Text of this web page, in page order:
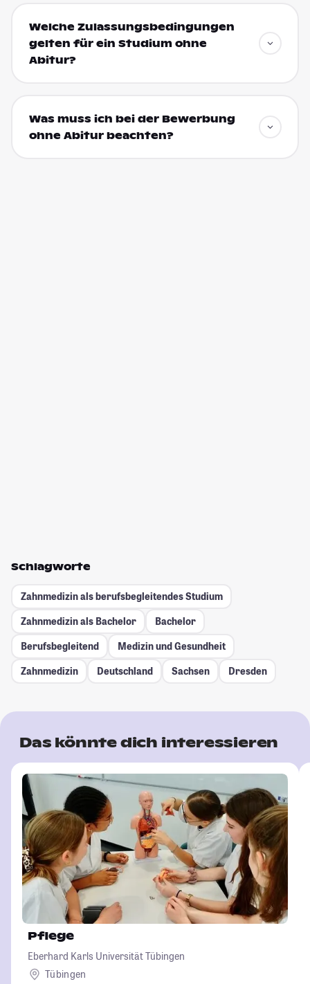
Welche Zulassungsbedingungen
gelten für ein Studium ohne
Abitur?
Was muss ich bei der Bewerbung
ohne Abitur beachten?
Schlagworte
Zahnmedizin als berufsbegleitendes Studium
Zahnmedizin als Bachelor
Bachelor
Berufsbegleitend
Medizin und Gesundheit
Zahnmedizin
Deutschland Sachsen Dresden
Das könnte dich interessieren
Pflege
Eberhard Karls Universität Tübingen
Tübingen